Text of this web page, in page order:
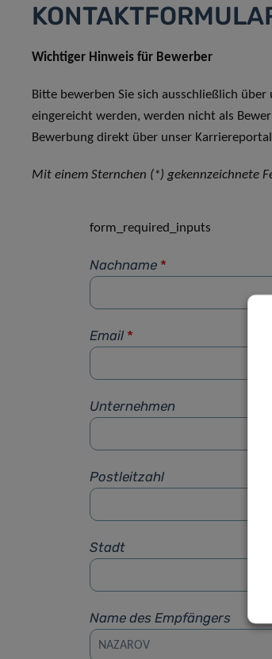
Wichtiger Hinweis für Bewerber
Bitte bewerben Sie sich ausschließlich über
eingereicht werden, werden nicht als
Bewerbung direkt über unser
Mit einem Sternchen (*) gekennzeichnete
form_required_inputs
Nachname *
Email *
Unternehmen
Postleitzahl
Stadt
Name des Empfängers